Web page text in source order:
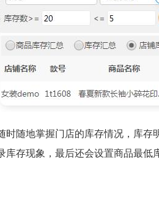
时随地掌握门店的库存情况，库
库存现象，最后还会设置商品最